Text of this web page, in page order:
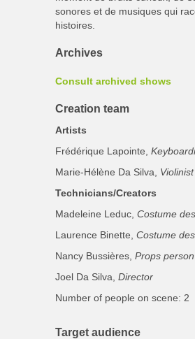
sonores et de musiques qui
histoires.
Archives
Consult archived shows
Creation team
Artists
Frédérique Lapointe,
Marie-Hélène Da Silva, Violinist
Technicians/Creators
Madeleine Leduc, Costume
Laurence Binette, Costume
Nancy Bussières, Props person
Joel Da Silva, Director
Number of people on scene: 2
Target audience